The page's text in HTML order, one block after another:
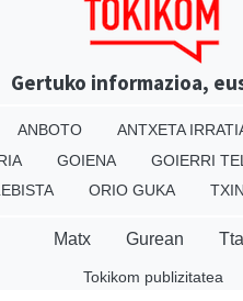
Gertuko informazioa,
ANBOTO ANTXETA
GOIENA GOIERRI
ORIO GUKA
Matx Gurean
Tokikom publizitatea